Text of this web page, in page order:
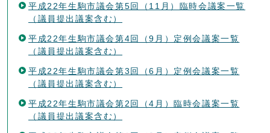
平成22年生駒市議会第5回（11月）臨時会議案一覧
（議員提出議案含む）
平成22年生駒市議会第4回（9月）定例会議案一覧
（議員提出議案含む）
平成22年生駒市議会第3回（6月）定例会議案一覧
（議員提出議案含む）
平成22年生駒市議会第2回（4月）臨時会議案一覧
（議員提出議案含む）